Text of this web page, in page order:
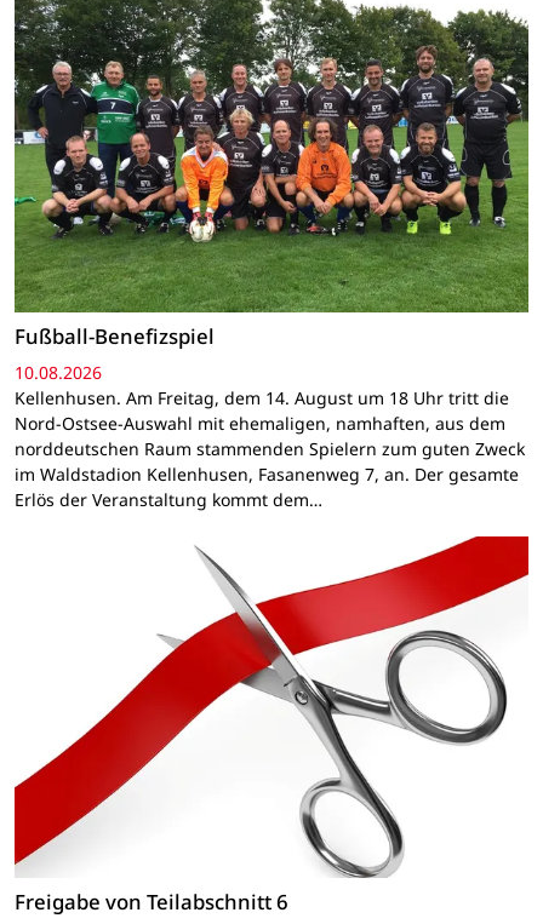
Fußball-Benefizspiel
10.08.2026
Kellenhusen. Am Freitag, dem 14. August um 18 Uhr tritt die
Nord-Ostsee-Auswahl mit ehemaligen, namhaften, aus dem
norddeutschen Raum stammenden Spielern zum guten Zweck
im Waldstadion Kellenhusen, Fasanenweg 7, an. Der gesamte
Erlös der Veranstaltung kommt dem…
Freigabe von Teilabschnitt 6